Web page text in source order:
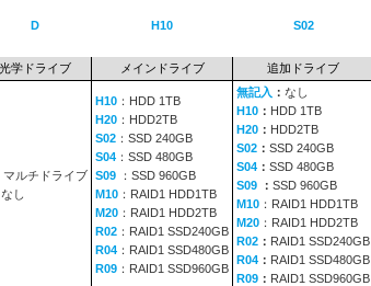
D H10 S02
光学ドライブ メインドライブ 追加ドライブ
マルチドライブ
なし
H10 ：HDD 1TB
H20 ：HDD2TB
S02 ：SSD 240GB
S04 ：SSD 480GB
S09
：SSD 960GB
M10 ：RAID1 HDD1TB
M20 ：RAID1 HDD2TB
R02 ：RAID1 SSD240GB
R04 ：RAID1 SSD480GB
R09 ：RAID1 SSD960GB
無記入 ： なし
H10 ： HDD 1TB
H20 ： HDD2TB
S02 ： SSD 240GB
S04 ： SSD 480GB
S09
： SSD 960GB
M10 ：RAID1 HDD1TB
M20 ：RAID1 HDD2TB
R02 ： RAID1 SSD240GB
R04 ： RAID1 SSD480GB
R09 ： RAID1 SSD960GB